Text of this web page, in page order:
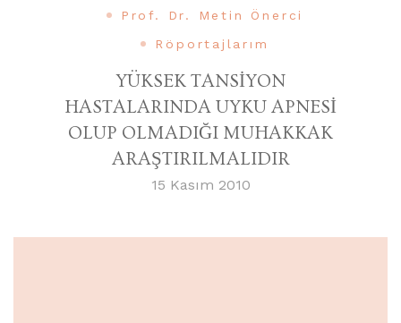
Prof. Dr. Metin Önerci
Röportajlarım
YÜKSEK TANSİYON
HASTALARINDA UYKU APNESİ
OLUP OLMADIĞI MUHAKKAK
ARAŞTIRILMALIDIR
15 Kasım 2010